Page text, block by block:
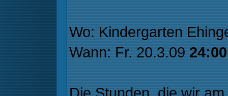
Wo: Kindergarten
Wann: Fr. 20.3.09